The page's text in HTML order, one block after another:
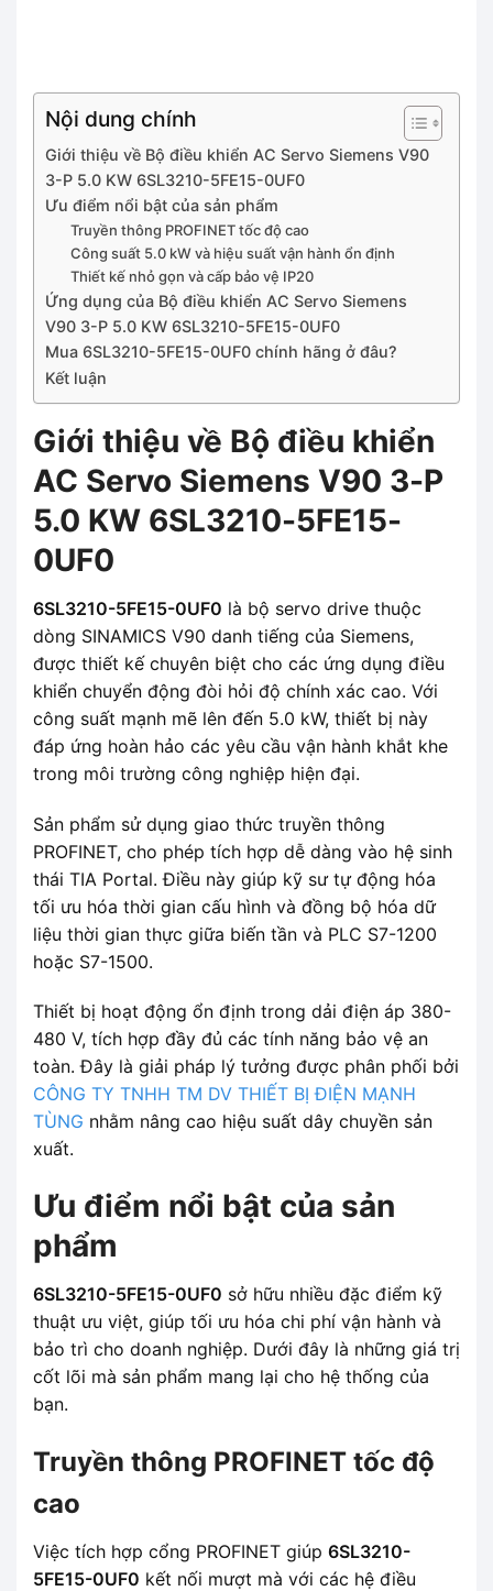
Nội dung chính
Giới thiệu về Bộ điều khiển AC Servo Siemens V90
3-P 5.0 KW 6SL3210-5FE15-0UF0
Ưu điểm nổi bật của sản phẩm
Truyền thông PROFINET tốc độ cao
Công suất 5.0 kW và hiệu suất vận hành ổn định
Thiết kế nhỏ gọn và cấp bảo vệ IP20
Ứng dụng của Bộ điều khiển AC Servo Siemens
V90 3-P 5.0 KW 6SL3210-5FE15-0UF0
Mua 6SL3210-5FE15-0UF0 chính hãng ở đâu?
Kết luận
Giới thiệu về Bộ điều khiển
AC Servo Siemens V90 3-P
5.0 KW 6SL3210-5FE15-
0UF0
6SL3210-5FE15-0UF0 là bộ servo drive thuộc
dòng SINAMICS V90 danh tiếng của Siemens,
được thiết kế chuyên biệt cho các ứng dụng điều
khiển chuyển động đòi hỏi độ chính xác cao. Với
công suất mạnh mẽ lên đến 5.0 kW, thiết bị này
đáp ứng hoàn hảo các yêu cầu vận hành khắt khe
trong môi trường công nghiệp hiện đại.
Sản phẩm sử dụng giao thức truyền thông
PROFINET, cho phép tích hợp dễ dàng vào hệ sinh
thái TIA Portal. Điều này giúp kỹ sư tự động hóa
tối ưu hóa thời gian cấu hình và đồng bộ hóa dữ
liệu thời gian thực giữa biến tần và PLC S7-1200
hoặc S7-1500.
Thiết bị hoạt động ổn định trong dải điện áp 380-
480 V, tích hợp đầy đủ các tính năng bảo vệ an
toàn. Đây là giải pháp lý tưởng được phân phối bởi
CÔNG TY TNHH TM DV THIẾT BỊ ĐIỆN MẠNH
TÙNG nhằm nâng cao hiệu suất dây chuyền sản
xuất.
Ưu điểm nổi bật của sản
phẩm
6SL3210-5FE15-0UF0 sở hữu nhiều đặc điểm kỹ
thuật ưu việt, giúp tối ưu hóa chi phí vận hành và
bảo trì cho doanh nghiệp. Dưới đây là những giá trị
cốt lõi mà sản phẩm mang lại cho hệ thống của
bạn.
Truyền thông PROFINET tốc độ
cao
Việc tích hợp cổng PROFINET giúp 6SL3210-
5FE15-0UF0 kết nối mượt mà với các hệ điều